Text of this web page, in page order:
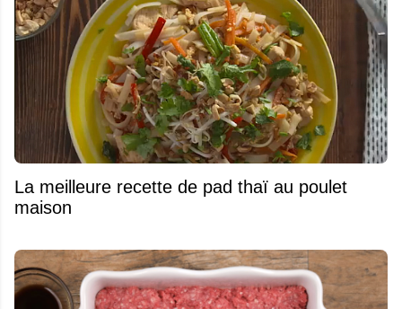
La meilleure recette de pad thaï au poulet
maison